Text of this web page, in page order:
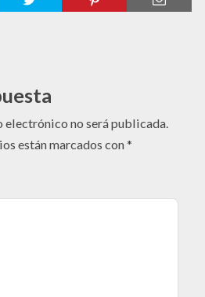
electrónico no será publicada.
están marcados con*